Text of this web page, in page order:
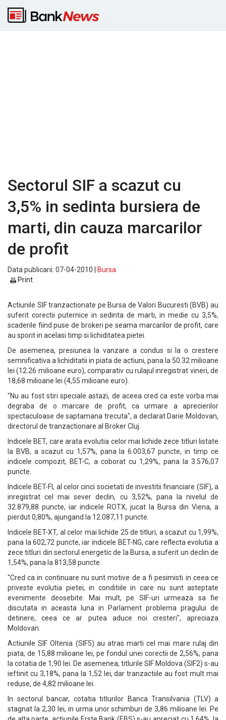
Sectorul SIF a scazut cu
3,5% in sedinta bursiera de
marti, din cauza marcarilor
de profit
Data publicarii: 07-04-2010 |
Bursa
Print
Actiunile SIF tranzactionate pe Bursa de Valori Bucuresti (BVB) au
suferit corectii puternice in sedinta de marti, in medie cu 3,5%,
scaderile fiind puse de brokeri pe seama marcarilor de profit, care
au sporit in acelasi timp si lichiditatea pietei.
De asemenea, presiunea la vanzare a condus si la o crestere
semnificativa a lichiditatii in piata de actiuni, pana la 50.32 milioane
lei (12.26 milioane euro), comparativ cu rulajul inregistrat vineri, de
18,68 milioane lei (4,55 milioane euro).
"Nu au fost stiri speciale astazi, de aceea cred ca este vorba mai
degraba de o marcare de profit, ca urmare a aprecierilor
spectaculoase de saptamana trecuta", a declarat Darie Moldovan,
directorul de tranzactionare al Broker Cluj.
Indicele BET, care arata evolutia celor mai lichide zece titluri listate
la BVB, a scazut cu 1,57%, pana la 6.003,67 puncte, in timp ce
indicele compozit, BET-C, a coborat cu 1,29%, pana la 3.576,07
puncte.
Indicele BET-FI, al celor cinci societati de investitii financiare (SIF), a
inregistrat cel mai sever declin, cu 3,52%, pana la nivelul de
32.879,88 puncte, iar indicele ROTX, jucat la Bursa din Viena, a
pierdut 0,80%, ajungand la 12.087,11 puncte.
Indicele BET-XT, al celor mai lichide 25 de titluri, a scazut cu 1,99%,
pana la 602,72 puncte, iar indicele BET-NG, care reflecta evolutia a
zece titluri din sectorul energetic de la Bursa, a suferit un declin de
1,54%, pana la 813,58 puncte.
"Cred ca in continuare nu sunt motive de a fi pesimisti in ceea ce
priveste evolutia pietei, in conditiile in care nu sunt asteptate
evenimente deosebite. Mai mult, pe SIF-uri urmeaza sa fie
discutata in aceasta luna in Parlament problema pragului de
detinere, ceea ce ar putea aduce noi cresteri", apreciaza
Moldovan.
Actiunile SIF Oltenia (SIF5) au atras marti cel mai mare rulaj din
piata, de 15,88 milioane lei, pe fondul unei corectii de 2,56%, pana
la cotatia de 1,90 lei. De asemenea, titlurile SIF Moldova (SIF2) s-au
ieftinit cu 3,18%, pana la 1,52 lei, dar tranzactiile au fost mult mai
reduse, de 4,82 milioane lei.
In sectorul bancar, cotatia titlurilor Banca Transilvania (TLV) a
stagnat la 2,30 lei, in urma unor schimburi de 3,86 milioane lei. Pe